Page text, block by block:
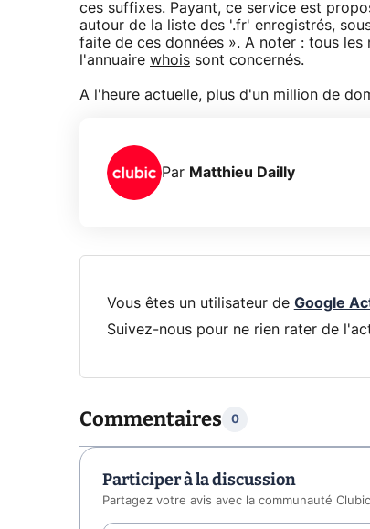
ces suffixes. Payant, ce service est
autour de la liste des '.fr' enregistrés,
faite de ces données ». A noter : tous
l'annuaire whois sont concernés.
A l'heure actuelle, plus d'un million de
Par Matthieu Dailly
Vous êtes un utilisateur de Google
Suivez-nous pour ne rien rater de
Commentaires 0
Participer à la discussion
Partagez votre avis avec la communauté